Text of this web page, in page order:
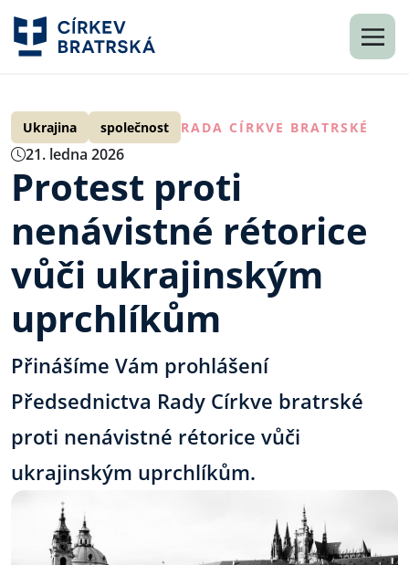
Ukrajina společnost RADA CÍRKVE BRATRSKÉ
21. ledna 2026
Protest proti
nenávistné rétorice
vůči ukrajinským
uprchlíkům
Přinášíme Vám prohlášení
Předsednictva Rady Církve bratrské
proti nenávistné rétorice vůči
ukrajinským uprchlíkům.